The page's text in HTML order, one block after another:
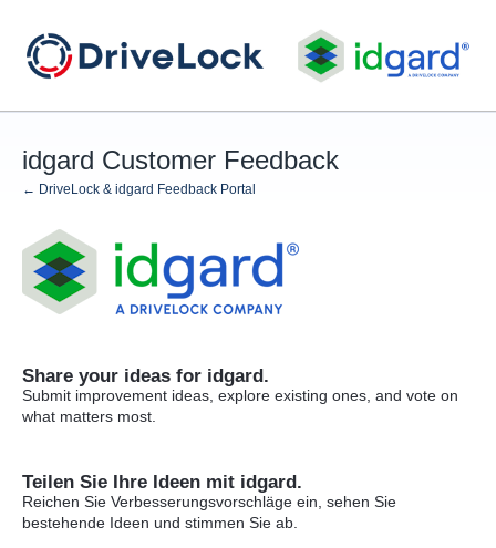
to
content
idgard Customer Feedback
← DriveLock & idgard Feedback Portal
Share your ideas for idgard.
Submit improvement ideas, explore existing ones, and vote on
what matters most.
Teilen Sie Ihre Ideen mit idgard.
Reichen Sie Verbesserungsvorschläge ein, sehen Sie
bestehende Ideen und stimmen Sie ab.